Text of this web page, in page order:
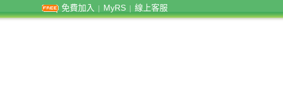
免費加入 MyRS 線上客服